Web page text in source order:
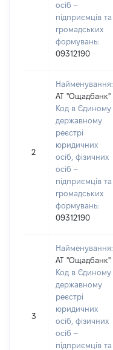
осіб –
підприємців та
громадських
формувань:
09312190
2
Найменування:
АТ "Ощадбанк"
Код в Єдиному
державному
реєстрі
юридичних
осіб, фізичних
осіб –
підприємців та
громадських
формувань:
09312190
3
Найменування:
АТ "Ощадбанк"
Код в Єдиному
державному
реєстрі
юридичних
осіб, фізичних
осіб –
підприємців та